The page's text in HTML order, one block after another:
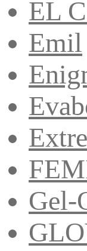
EL
Emil
Gel-